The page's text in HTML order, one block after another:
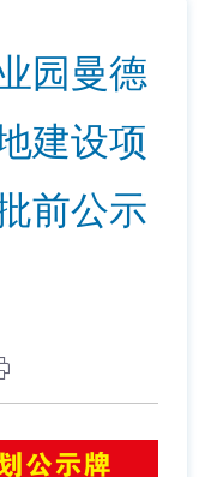
园曼德
建设项
前公示